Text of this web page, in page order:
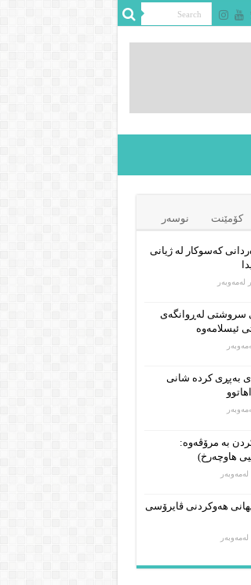
کۆمێنت نوسەر
کەسوکار لە ژیانی
سروشتی لەڕوانگەی
ئیسلامەوە
بەپڕی کردە شانی
بە مرۆڤەوە:
هاوچەرخ)
هەوکردنی ڤایرۆسی